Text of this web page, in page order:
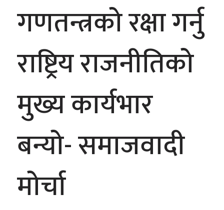
गणतन्त्रको रक्षा गर्नु
राष्ट्रिय राजनीतिको
मुख्य कार्यभार
बन्यो- समाजवादी
मोर्चा